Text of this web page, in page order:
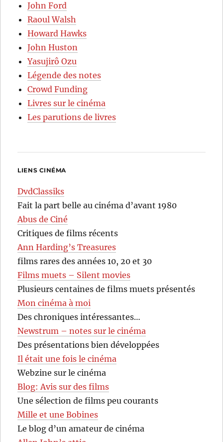
John Ford
Raoul Walsh
Howard Hawks
John Huston
Yasujirô Ozu
Légende des notes
Crowd Funding
Livres sur le cinéma
Les parutions de livres
LIENS CINÉMA
DvdClassiks
Fait la part belle au cinéma d’avant 1980
Abus de Ciné
Critiques de films récents
Ann Harding’s Treasures
films rares des années 10, 20 et 30
Films muets – Silent movies
Plusieurs centaines de films muets présentés
Mon cinéma à moi
Des chroniques intéressantes…
Newstrum – notes sur le cinéma
Des présentations bien développées
Il était une fois le cinéma
Webzine sur le cinéma
Blog: Avis sur des films
Une sélection de films peu courants
Mille et une Bobines
Le blog d’un amateur de cinéma